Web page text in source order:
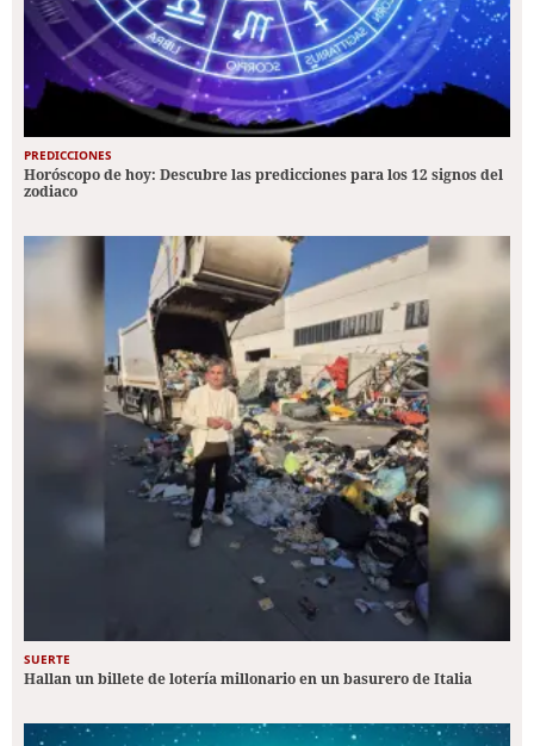
PREDICCIONES
Horóscopo de hoy: Descubre las predicciones para los 12 signos del
zodiaco
SUERTE
Hallan un billete de lotería millonario en un basurero de Italia